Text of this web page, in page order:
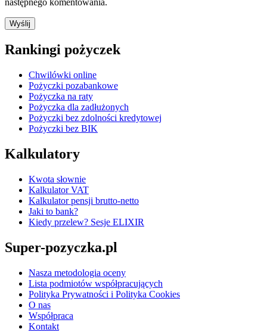
następnego komentowania.
Rankingi pożyczek
Chwilówki online
Pożyczki pozabankowe
Pożyczka na raty
Pożyczka dla zadłużonych
Pożyczki bez zdolności kredytowej
Pożyczki bez BIK
Kalkulatory
Kwota słownie
Kalkulator VAT
Kalkulator pensji brutto-netto
Jaki to bank?
Kiedy przelew? Sesje ELIXIR
Super-pozyczka.pl
Nasza metodologia oceny
Lista podmiotów współpracujących
Polityka Prywatności i Polityka Cookies
O nas
Współpraca
Kontakt